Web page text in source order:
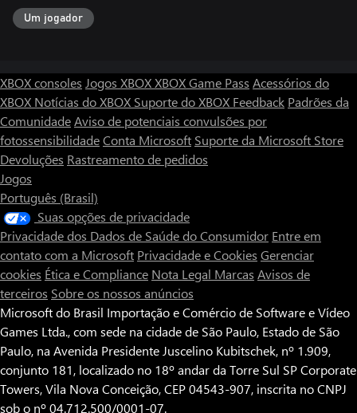
Um jogador
XBOX consoles Jogos XBOXXBOX Game Pass Acessórios do
XBOX Notícias do XBOX Suporte do XBOX Feedback Padrões da
ComunidadeAviso de potenciais convulsões por
fotossensibilidadeConta Microsoft Suporte da Microsoft Store
Devoluções Rastreamento de pedidos
Jogos
Português (Brasil)
Suas opções de privacidade
Privacidade dos Dados de Saúde do Consumidor Entre em
contato com a Microsoft Privacidade e Cookies Gerenciar
cookies Ética e Compliance Nota Legal Marcas Avisos de
terceiros Sobre os nossos anúncios
Microsoft do Brasil Importação e Comércio de Software e Vídeo
Games Ltda., com sede na cidade de São Paulo, Estado de São
Paulo, na Avenida Presidente Juscelino Kubitschek, nº 1.909,
conjunto 181, localizado no 18º andar da Torre Sul SP Corporate
Towers, Vila Nova Conceição, CEP 04543-907, inscrita no CNPJ
sob o nº 04.712.500/0001-07.